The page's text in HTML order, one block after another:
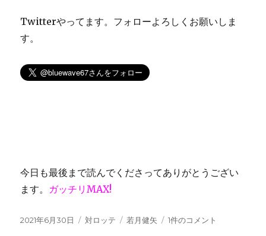
Twitterやってます。フォローよろしくお願いしま
す。
今日も最後まで読んでくださってありがとうござい
ます。 ガッチリMAX!
投
2021年6月30日
カ
対ロッテ
タ
若月健矢
若
1件のコメント